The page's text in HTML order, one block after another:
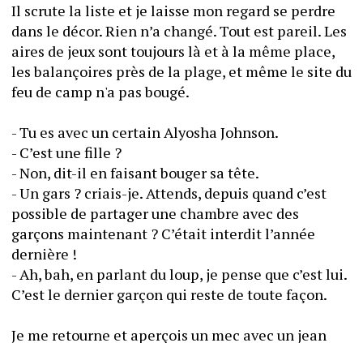
Il scrute la liste et je laisse mon regard se perdre
dans le décor. Rien n’a changé. Tout est pareil. Les
aires de jeux sont toujours là et à la même place,
les balançoires près de la plage, et même le site du
feu de camp n'a pas bougé.
- Tu es avec un certain Alyosha Johnson.
- C’est une fille ?
- Non, dit-il en faisant bouger sa tête.
- Un gars ? criais-je. Attends, depuis quand c’est
possible de partager une chambre avec des
garçons maintenant ? C’était interdit l’année
dernière !
- Ah, bah, en parlant du loup, je pense que c’est lui.
C’est le dernier garçon qui reste de toute façon.
Je me retourne et aperçois un mec avec un jean